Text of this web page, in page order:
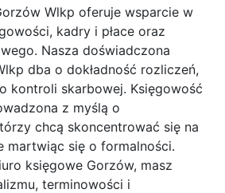
Wlkp oferuje wsparcie w
kadry i płace oraz
Nasza doświadczona
dba o dokładność rozliczeń,
kontroli skarbowej. Księgowość
z myślą o
chcą skoncentrować się na
martwiąc się o formalności.
księgowe Gorzów, masz
terminowości i